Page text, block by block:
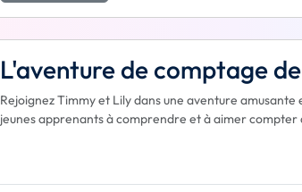
L'aventure de comptage
Rejoignez Timmy et Lily dans une aventure
jeunes apprenants à comprendre et à aimer